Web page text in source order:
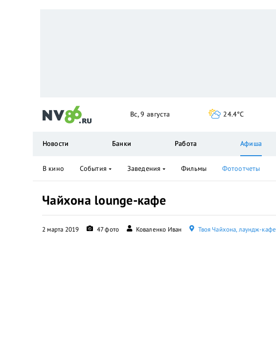
Чайхона lounge-кафе
2 марта 2019 47 фото Коваленко Иван Твоя Чайхона, лаундж-кафе
Вс, 9 августа 24.4°C
Новости Банки Работа Афиша
В кино События Заведения Фильмы Фотоотчеты